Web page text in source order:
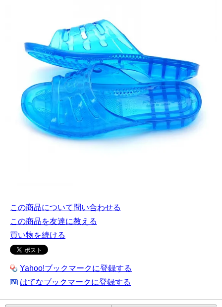
この商品について問い合わせる
この商品を友達に教える
買い物を続ける
Yahoo!ブックマークに登録する
はてなブックマークに登録する